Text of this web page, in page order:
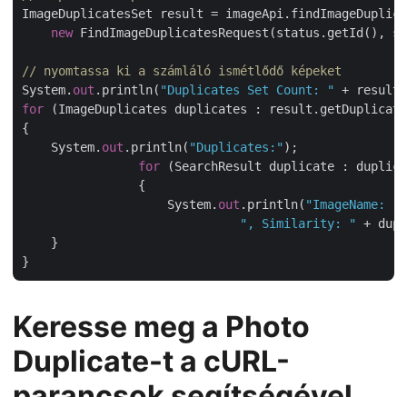
ImageDuplicatesSet result =
new
// nyomtassa ki a számláló ismétlődő képeket
System. out .println( "Duplicates Set Count: "
for (ImageDuplicates duplicates :
{
    System.
out .println( "Duplicates:" );
for (SearchResult duplicate :
		    System.
out .println( "ImageName: "
", Similarity: "
+
    }
Keresse meg a Photo
Duplicate-t a cURL-